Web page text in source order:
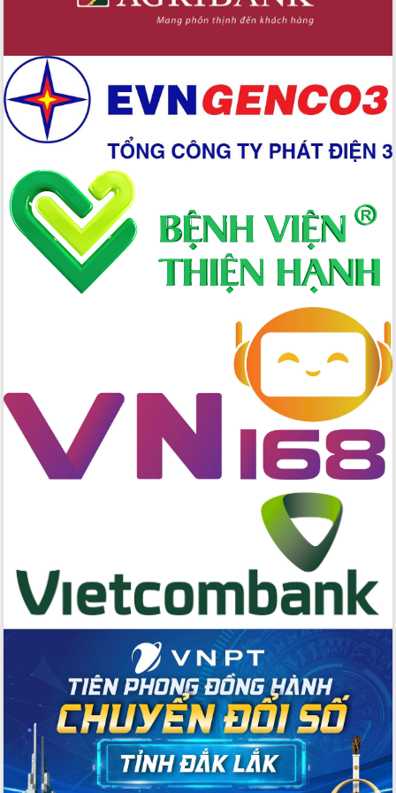
Chuyển đổi số 'mở đường' cho nông
nghiệp Đắk Lắk tăng trưởng bứt phá
địa chính, hoàn thiện cơ sở dữ liệu đất
Ứng dụng sinh trắc học - Bước tiến
trong hành trình chuyển đổi số tại Đắk
Lắk
Đắk Lắk nâng cao hiệu quả công tác
Đảng từ Sổ tay đảng viên điện tử
Đắk Lắk đẩy mạnh nuôi biển công
nghệ, hướng tới phát triển thủy sản
bền vững
Tập huấn nâng cao năng lực triển khai
chuyển đổi số cho cán bộ, công chức
tâm đạt được mục tiêu tăng trưởng
hai con số trong năm 2026
Tổ chức trang trọng Lễ hội Đền thờ
Lương Văn Chánh năm 2026
Phó Bí thư Tỉnh ủy Đắk Lắk Đỗ Hữu
Chuyển đổi số thư viện: Mở rộng
không gian tri thức trong thời đại số
Đánh giá, rút kinh nghiệm công tác tổ
Chương trình “Gặp gỡ hữu nghị –
Friendship Meeting New Year 2026”
Bầu cử Quốc hội và HĐND: Cử tri Đắk
Lắk gửi gắm niềm tin, kỳ vọng vào lá
phiếu
Đắk Lắk sẵn sàng các điều kiện cho
Ngày hội bầu cử đại biểu Quốc hội
khóa XVI và HĐND các cấp nhiệm kỳ